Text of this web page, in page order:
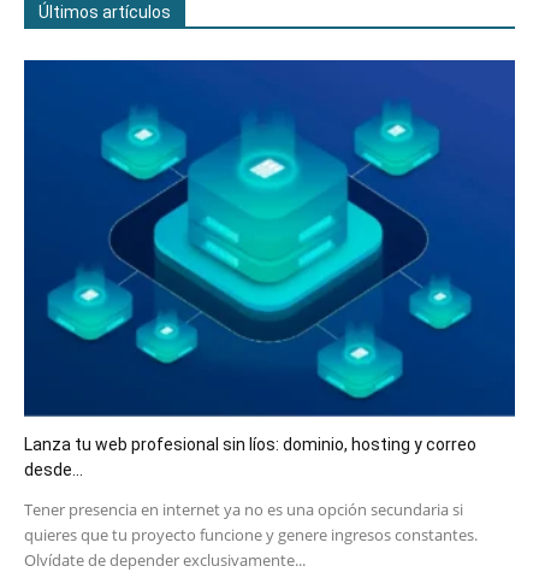
Últimos artículos
Lanza tu web profesional sin líos: dominio, hosting y correo
desde...
​Tener presencia en internet ya no es una opción secundaria si
quieres que tu proyecto funcione y genere ingresos constantes.
Olvídate de depender exclusivamente...